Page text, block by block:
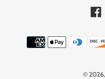
© 2026,